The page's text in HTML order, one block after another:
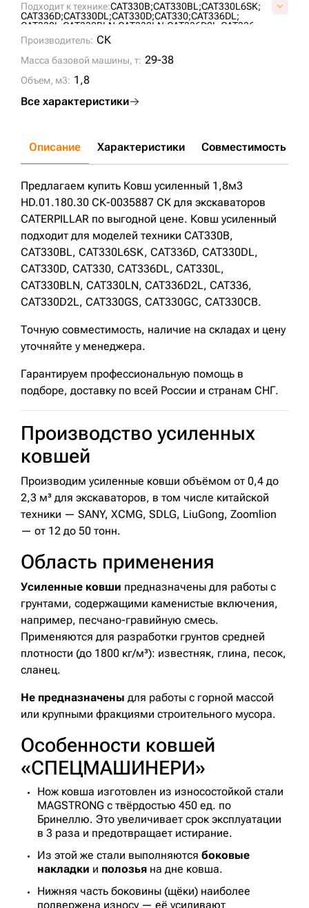
Подходит к технике:CAT330B;CAT330BL;CAT330L6SK;
CAT336D;CAT330DL;CAT330D;CAT330;CAT336DL;
CAT330L;CAT330BLN;CAT330LN;CAT336D2L;CAT336;
CAT330D2L;
CAT330GS;
Производитель: СК
Масса базовой машины, т: 29-38
Объем, м3: 1,8
Все характеристики
Описание Характеристики Совместимость
Предлагаем купить Ковш усиленный 1,8м3
HD.01.180.30 СК-0035887 СК для экскаваторов
CATERPILLAR по выгодной цене. Ковш усиленный
подходит для моделей техники CAT330B,
CAT330BL, CAT330L6SK, CAT336D, CAT330DL,
CAT330D, CAT330, CAT336DL, CAT330L,
CAT330BLN, CAT330LN, CAT336D2L, CAT336,
CAT330D2L, CAT330GS, CAT330GC, CAT330CB.
Точную совместимость, наличие на складах и цену
уточняйте у менеджера.
Гарантируем профессиональную помощь в
подборе, доставку по всей России и странам СНГ.
Производство усиленных
ковшей
Производим усиленные ковши объёмом от 0,4 до
2,3 м³ для экскаваторов, в том числе китайской
техники — SANY, XCMG, SDLG, LiuGong, Zoomlion
— от 12 до 50 тонн.
Область применения
Усиленные ковши предназначены для работы с
грунтами, содержащими каменистые включения,
например, песчано-гравийную смесь.
Применяются для разработки грунтов средней
плотности (до 1800 кг/м³): известняк, глина, песок,
сланец.
Не предназначены для работы с горной массой
или крупными фракциями строительного мусора.
Особенности ковшей
«СПЕЦМАШИНЕРИ»
Нож ковша изготовлен из износостойкой стали
MAGSTRONG с твёрдостью 450 ед. по
Бринеллю. Это увеличивает срок эксплуатации
в 3 раза и предотвращает истирание.
Из этой же стали выполняются боковые
накладки и полозья на дне ковша.
Нижняя часть боковины (щёки) наиболее
подвержена износу — её усиливают